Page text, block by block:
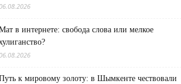
в интернете: свобода слова или мелкое
к мировому золоту: в Шымкенте чествовали